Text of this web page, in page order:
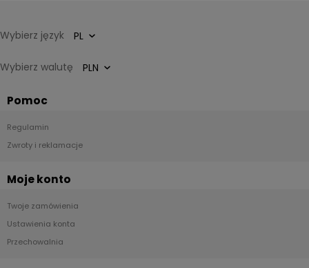
Wybierz język
Wybierz walutę
Pomoc
Regulamin
Zwroty i reklamacje
Moje konto
Twoje zamówienia
Ustawienia konta
Przechowalnia